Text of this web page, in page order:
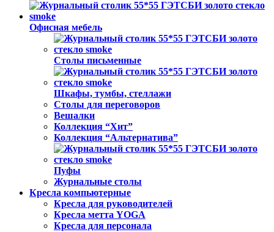
Офисная мебель
Столы письменные
Шкафы, тумбы, стеллажи
Столы для переговоров
Вешалки
Коллекция “Хит”
Коллекция “Альтернатива”
Пуфы
Журнальные столы
Кресла компьютерные
Кресла для руководителей
Кресла метта YOGA
Кресла для персонала